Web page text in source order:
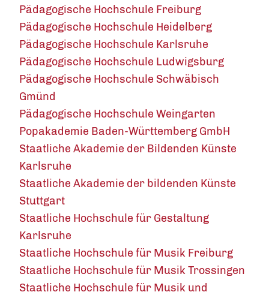
Pädagogische Hochschule Freiburg
Pädagogische Hochschule Heidelberg
Pädagogische Hochschule Karlsruhe
Pädagogische Hochschule Ludwigsburg
Pädagogische Hochschule Schwäbisch
Gmünd
Pädagogische Hochschule Weingarten
Popakademie Baden-Württemberg GmbH
Staatliche Akademie der Bildenden Künste
Karlsruhe
Staatliche Akademie der bildenden Künste
Stuttgart
Staatliche Hochschule für Gestaltung
Karlsruhe
Staatliche Hochschule für Musik Freiburg
Staatliche Hochschule für Musik Trossingen
Staatliche Hochschule für Musik und